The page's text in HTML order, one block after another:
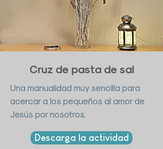
Cruz de pasta de sal
Una manualidad muy sencilla para
acercar a los pequeños al amor de
Jesús por nosotros.
Descarga la actividad